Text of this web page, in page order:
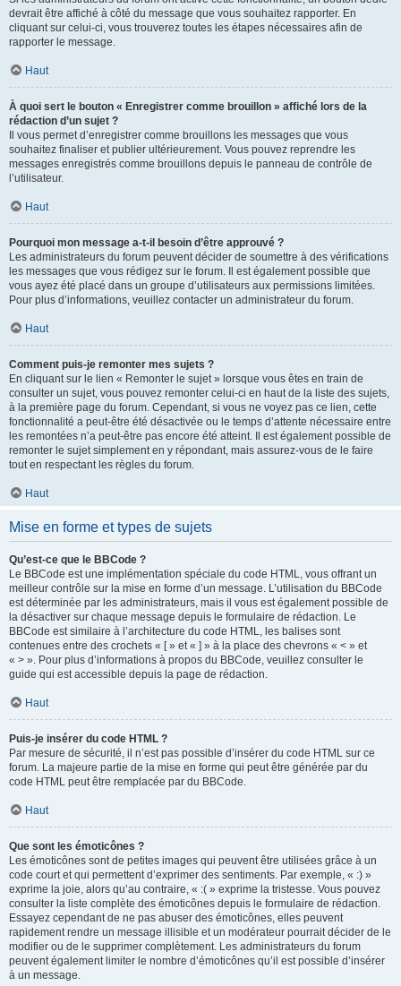
devrait être affiché à côté du message que vous souhaitez rapporter. En
cliquant sur celui-ci, vous trouverez toutes les étapes nécessaires afin de
rapporter le message.
Haut
À quoi sert le bouton « Enregistrer comme brouillon » affiché lors de la
rédaction d’un sujet ?
Il vous permet d’enregistrer comme brouillons les messages que vous
souhaitez finaliser et publier ultérieurement. Vous pouvez reprendre les
messages enregistrés comme brouillons depuis le panneau de contrôle de
l’utilisateur.
Haut
Pourquoi mon message a-t-il besoin d’être approuvé ?
Les administrateurs du forum peuvent décider de soumettre à des vérifications
les messages que vous rédigez sur le forum. Il est également possible que
vous ayez été placé dans un groupe d’utilisateurs aux permissions limitées.
Pour plus d’informations, veuillez contacter un administrateur du forum.
Haut
Comment puis-je remonter mes sujets ?
En cliquant sur le lien « Remonter le sujet » lorsque vous êtes en train de
consulter un sujet, vous pouvez remonter celui-ci en haut de la liste des sujets,
à la première page du forum. Cependant, si vous ne voyez pas ce lien, cette
fonctionnalité a peut-être été désactivée ou le temps d’attente nécessaire entre
les remontées n’a peut-être pas encore été atteint. Il est également possible de
remonter le sujet simplement en y répondant, mais assurez-vous de le faire
tout en respectant les règles du forum.
Haut
Mise en forme et types de sujets
Qu’est-ce que le BBCode ?
Le BBCode est une implémentation spéciale du code HTML, vous offrant un
meilleur contrôle sur la mise en forme d’un message. L’utilisation du BBCode
est déterminée par les administrateurs, mais il vous est également possible de
la désactiver sur chaque message depuis le formulaire de rédaction. Le
BBCode est similaire à l’architecture du code HTML, les balises sont
contenues entre des crochets « [ » et « ] » à la place des chevrons « < » et
« > ». Pour plus d’informations à propos du BBCode, veuillez consulter le
guide qui est accessible depuis la page de rédaction.
Haut
Puis-je insérer du code HTML ?
Par mesure de sécurité, il n’est pas possible d’insérer du code HTML sur ce
forum. La majeure partie de la mise en forme qui peut être générée par du
code HTML peut être remplacée par du BBCode.
Haut
Que sont les émoticônes ?
Les émoticônes sont de petites images qui peuvent être utilisées grâce à un
code court et qui permettent d’exprimer des sentiments. Par exemple, « :) »
exprime la joie, alors qu’au contraire, « :( » exprime la tristesse. Vous pouvez
consulter la liste complète des émoticônes depuis le formulaire de rédaction.
Essayez cependant de ne pas abuser des émoticônes, elles peuvent
rapidement rendre un message illisible et un modérateur pourrait décider de le
modifier ou de le supprimer complètement. Les administrateurs du forum
peuvent également limiter le nombre d’émoticônes qu’il est possible d’insérer
à un message.